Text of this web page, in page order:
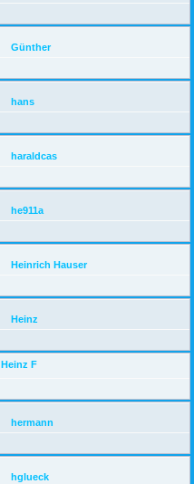
Günther
hans
haraldcas
he911a
Heinrich Hauser
Heinz
Heinz F
hermann
hglueck